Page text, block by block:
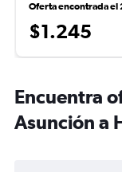
Oferta encontrada
$1.245
Encuentra
Asunción a